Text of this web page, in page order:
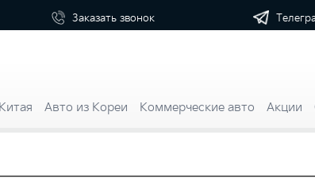
Заказать звонок
Авто из Кореи Коммерческие авто Акции